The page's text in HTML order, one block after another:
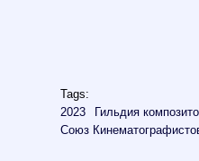
Tags:
2023
Гильдия
Союз